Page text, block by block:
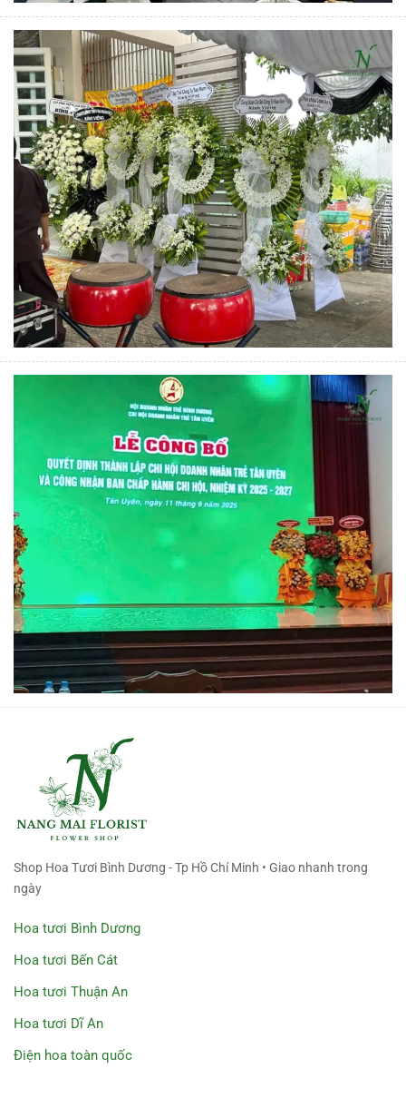
Shop Hoa Tươi Bình Dương - Tp Hồ Chí Minh • Giao nhanh trong
ngày
Hoa tươi Bình Dương
Hoa tươi Bến Cát
Hoa tươi Thuận An
Hoa tươi Dĩ An
Điện hoa toàn quốc